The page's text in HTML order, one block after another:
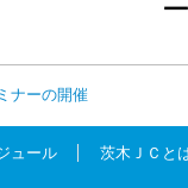
ナーの開催
ュール 茨木ＪＣと